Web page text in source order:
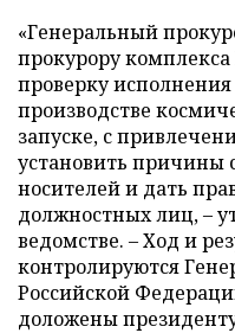
«Генеральный
прокурору
проверку
производстве
запуске, с
установить причины
носителей и дать
должностных лиц, –
ведомстве. – Ход и
контролируются
Российской
доложены